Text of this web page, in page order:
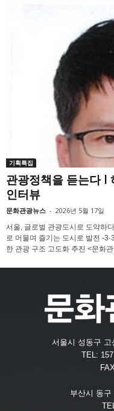
기획특집
관광정책을 듣는다 l
인터뷰
문화관광뉴스 - 2026년 5월 17일
서울, 글로벌 관광도시로 도약하
로 머물며 즐기는 도시로 발전 -
한 관광 구조 고도화 추진 <문화관
서울시 성동구 고
TEL:
부산시 동구